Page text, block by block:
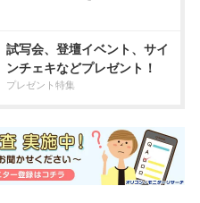
試写会、登壇イベント、サイ
ンチェキなどプレゼント！
プレゼント特集